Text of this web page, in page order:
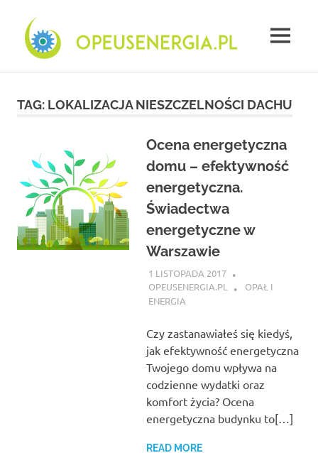
content
Płock
MENU
TAG: LOKALIZACJA NIESZCZELNOŚCI DACHU
Ocena energetyczna
domu – efektywność
energetyczna.
Świadectwa
energetyczne w
Warszawie
1 LISTOPADA 2017
OPEUSENERGIA.PL
OPAŁ I
ENERGIA
Czy zastanawiałeś się kiedyś,
jak efektywność energetyczna
Twojego domu wpływa na
codzienne wydatki oraz
komfort życia? Ocena
energetyczna budynku to[…]
READ MORE